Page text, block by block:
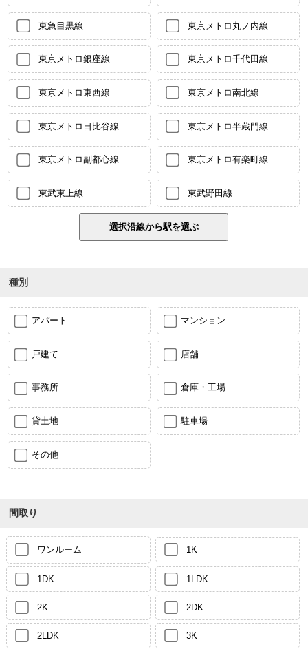
東急目黒線 東京メトロ丸ノ内線
東京メトロ銀座線 東京メトロ千代田線
東京メトロ東西線 東京メトロ南北線
東京メトロ日比谷線 東京メトロ半蔵門線
東京メトロ副都心線 東京メトロ有楽町線
東武東上線 東武野田線
種別
アパート マンション
戸建て 店舗
事務所 倉庫・工場
貸土地 駐車場
その他
間取り
ワンルーム 1K
1DK 1LDK
2K 2DK
2LDK 3K